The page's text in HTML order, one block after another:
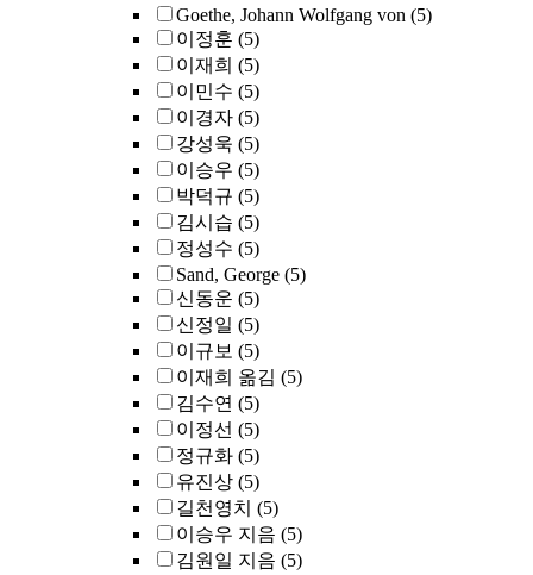
Goethe, Johann Wolfgang von (5)
이정훈 (5)
이재희 (5)
이민수 (5)
이경자 (5)
강성욱 (5)
이승우 (5)
박덕규 (5)
김시습 (5)
정성수 (5)
Sand, George (5)
신동운 (5)
신정일 (5)
이규보 (5)
이재희 옮김 (5)
김수연 (5)
이정선 (5)
정규화 (5)
유진상 (5)
길천영치 (5)
이승우 지음 (5)
김원일 지음 (5)